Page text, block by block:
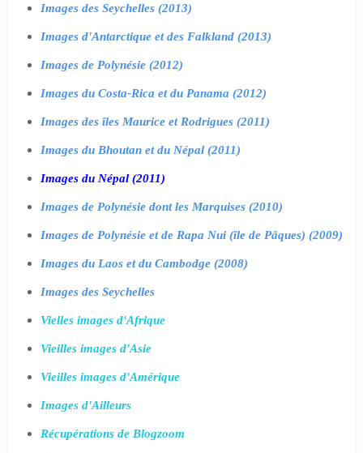
Images des Seychelles (2013)
Images d'Antarctique et des Falkland (2013)
Images de Polynésie (2012)
Images du Costa-Rica et du Panama (2012)
Images des îles Maurice et Rodrigues (2011)
Images du Bhoutan et du Népal (2011)
Images du Népal (2011)
Images de Polynésie dont les Marquises (2010)
Images de Polynésie et de Rapa Nui (île de Pâques) (2009)
Images du Laos et du Cambodge (2008)
Images des Seychelles
Vielles images d'Afrique
Vieilles images d'Asie
Vieilles images d'Amérique
Images d'Ailleurs
Récupérations de Blogzoom